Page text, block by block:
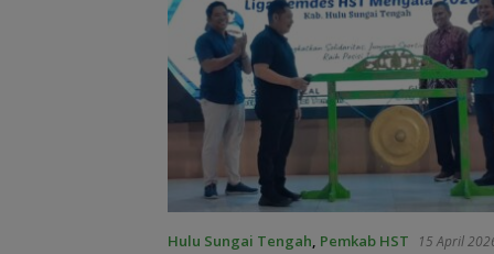
Hulu Sungai Tengah Pemkab HST 15 April